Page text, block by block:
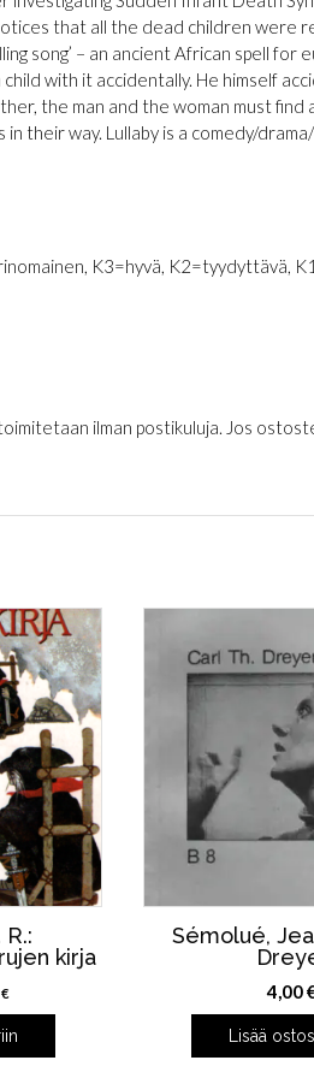
that all the dead children were
song’ – an ancient African spell
with it accidentally. He himself
the man and the woman must
their way. Lullaby is a comedy/
K3=hyvä, K2=tyydyttävä,
ilman postikuluja. Jos
kirja
€
Sémolué,
4,00
Lisää